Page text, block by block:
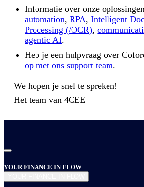
Informatie over onze
automation,RPA,Intelligent
Processing (/OCR),
agentic AI.
Heb je een hulpvraag over
op met ons support team.
We hopen je snel te spreken!
Het team van 4CEE
YOUR FINANCE IN FLOW